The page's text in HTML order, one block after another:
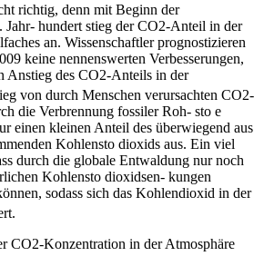
richtig, denn mit Beginn der
hundert stieg der CO2-Anteil in der
an. Wissenschaftler prognostizieren
keine nennenswerten Verbesserungen,
Anstieg des CO2-Anteils in der
von durch Menschen verursachten CO2-
die Verbrennung fossiler Roh- sto e
einen kleinen Anteil des überwiegend aus
Kohlensto dioxids aus. Ein viel
durch die globale Entwaldung nur noch
Kohlensto dioxidsen- kungen
sodass sich das Kohlendioxid in der
CO2-Konzentration in der Atmosphäre